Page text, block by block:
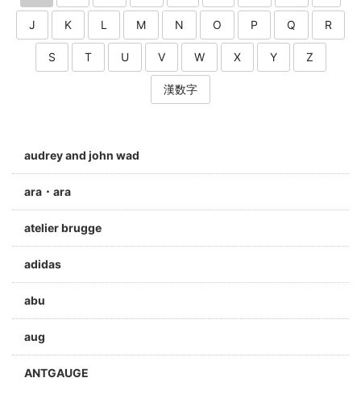
J K L M N O P Q R
S T U V W X Y Z
漢数字
audrey and john wad
ara・ara
atelier brugge
adidas
abu
aug
ANTGAUGE